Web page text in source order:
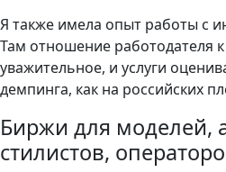
Я также имела опыт работы с
Там отношение работодателя
уважительное, и услуги
демпинга, как на российских
Биржи для моделей,
стилистов,